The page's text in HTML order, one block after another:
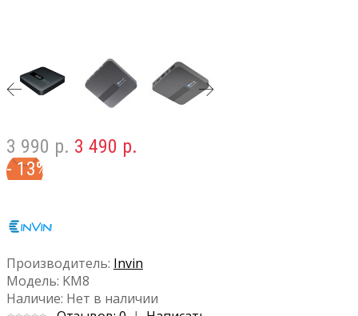
3 990 р. 3 490 р.
- 13%
Производитель: Invin
Модель: KM8
Наличие: Нет в наличии